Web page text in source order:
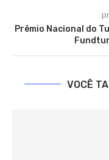
Prêmio Nacional do
VOCÊ